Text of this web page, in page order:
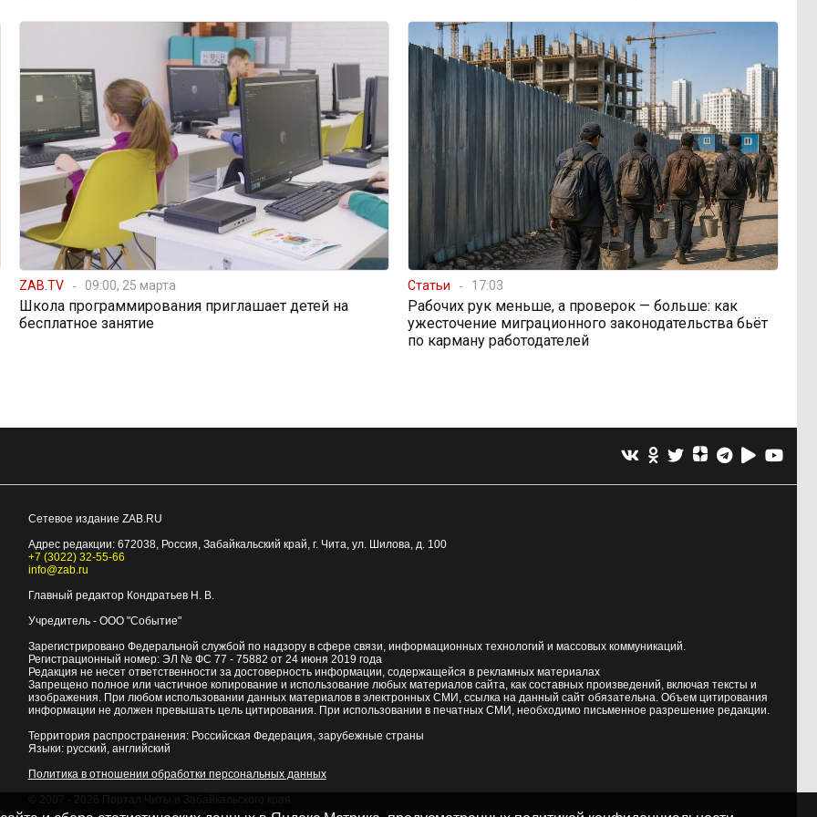
ZAB.TV 09:00, 25 марта
Школа программирования приглашает детей на
бесплатное занятие
Статьи 17:03
Рабочих рук меньше, а проверок — больше: как
ужесточение миграционного законодательства бьёт
по карману работодателей
Сетевое издание ZAB.RU
Адрес редакции: 672038, Россия, Забайкальский край, г. Чита, ул. Шилова, д. 100
+7 (3022) 32-55-66
info@zab.ru
Главный редактор Кондратьев Н. В.
Учредитель - ООО "Событие"
Зарегистрировано Федеральной службой по надзору в сфере связи, информационных технологий и массовых коммуникаций.
Регистрационный номер: ЭЛ № ФС 77 - 75882 от 24 июня 2019 года
Редакция не несет ответственности за достоверность информации, содержащейся в рекламных материалах
Запрещено полное или частичное копирование и использование любых материалов сайта, как составных произведений, включая тексты и
изображения. При любом использовании данных материалов в электронных СМИ, ссылка на данный сайт обязательна. Объем цитирования
информации не должен превышать цель цитирования. При использовании в печатных СМИ, необходимо письменное разрешение редакции.
Территория распространения: Российская Федерация, зарубежные страны
Языки: русский, английский
Политика в отношении обработки персональных данных